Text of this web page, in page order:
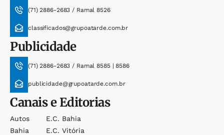
(71) 2886-2683 / Ramal 8526
classificados@grupoatarde.com.br
Publicidade
(71) 2886-2683 / Ramal 8585 | 8586
publicidade@grupoatarde.com.br
Canais e Editorias
Autos
Bahia
E.c. Bahia
E.c. Vitória